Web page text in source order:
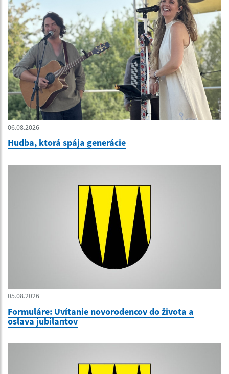
06.08.2026
Hudba, ktorá spája generácie
05.08.2026
Formuláre: Uvítanie novorodencov do života a
oslava jubilantov